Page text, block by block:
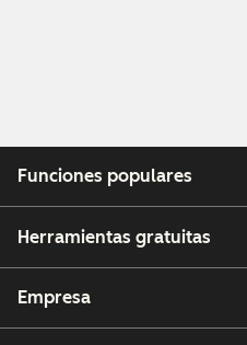
Funciones populares
Herramientas gratuitas
Empresa